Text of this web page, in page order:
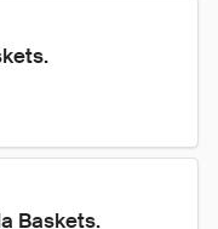
Baskets.